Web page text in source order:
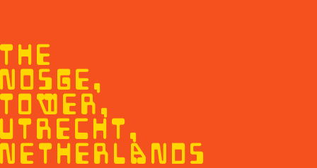
THE
NOSGE,
TOWER,
UTRECHT,
NETHERLANDS